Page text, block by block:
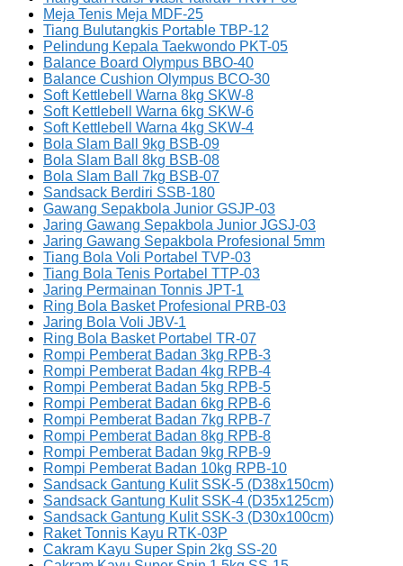
Meja Tenis Meja MDF-25
Tiang Bulutangkis Portable TBP-12
Pelindung Kepala Taekwondo PKT-05
Balance Board Olympus BBO-40
Balance Cushion Olympus BCO-30
Soft Kettlebell Warna 8kg SKW-8
Soft Kettlebell Warna 6kg SKW-6
Soft Kettlebell Warna 4kg SKW-4
Bola Slam Ball 9kg BSB-09
Bola Slam Ball 8kg BSB-08
Bola Slam Ball 7kg BSB-07
Sandsack Berdiri SSB-180
Gawang Sepakbola Junior GSJP-03
Jaring Gawang Sepakbola Junior JGSJ-03
Jaring Gawang Sepakbola Profesional 5mm
Tiang Bola Voli Portabel TVP-03
Tiang Bola Tenis Portabel TTP-03
Jaring Permainan Tonnis JPT-1
Ring Bola Basket Profesional PRB-03
Jaring Bola Voli JBV-1
Ring Bola Basket Portabel TR-07
Rompi Pemberat Badan 3kg RPB-3
Rompi Pemberat Badan 4kg RPB-4
Rompi Pemberat Badan 5kg RPB-5
Rompi Pemberat Badan 6kg RPB-6
Rompi Pemberat Badan 7kg RPB-7
Rompi Pemberat Badan 8kg RPB-8
Rompi Pemberat Badan 9kg RPB-9
Rompi Pemberat Badan 10kg RPB-10
Sandsack Gantung Kulit SSK-5 (D38x150cm)
Sandsack Gantung Kulit SSK-4 (D35x125cm)
Sandsack Gantung Kulit SSK-3 (D30x100cm)
Raket Tonnis Kayu RTK-03P
Cakram Kayu Super Spin 2kg SS-20